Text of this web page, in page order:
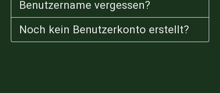
Benutzername vergessen?
Noch kein Benutzerkonto erstellt?